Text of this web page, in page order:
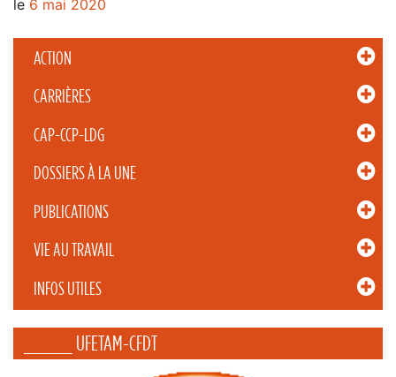
ACTION
CARRIÈRES
CAP-CCP-LDG
DOSSIERS À LA UNE
PUBLICATIONS
VIE AU TRAVAIL
INFOS UTILES
_____ UFETAM-CFDT
le 6 mai 2020